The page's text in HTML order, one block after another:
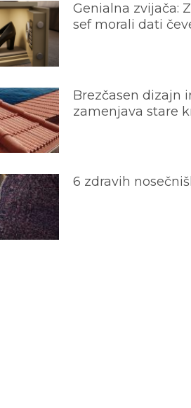
Genialna zvijača:
sef morali dati
Brezčasen dizajn
zamenjava stare
6 zdravih